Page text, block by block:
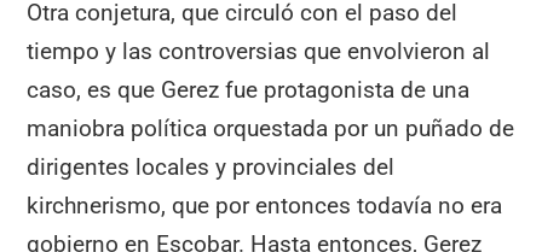
Otra conjetura, que circuló con el paso del
tiempo y las controversias que envolvieron al
caso, es que Gerez fue protagonista de una
maniobra política orquestada por un puñado de
dirigentes locales y provinciales del
kirchnerismo, que por entonces todavía no era
gobierno en Escobar. Hasta entonces, Gerez